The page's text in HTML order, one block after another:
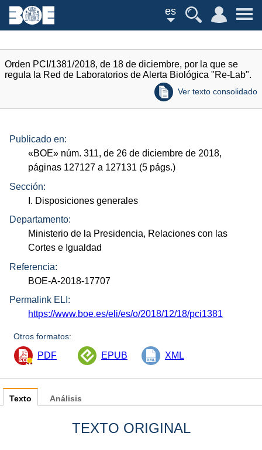
es
Orden PCI/1381/2018, de 18 de diciembre, por la que se
regula la Red de Laboratorios de Alerta Biológica "Re-Lab".
Ver texto consolidado
Publicado en:
«BOE» núm. 311, de 26 de diciembre de 2018,
páginas 127127 a 127131 (5 págs.)
Sección:
I. Disposiciones generales
Departamento:
Ministerio de la Presidencia, Relaciones con las
Cortes e Igualdad
Referencia:
BOE-A-2018-17707
Permalink ELI:
https://www.boe.es/eli/es/o/2018/12/18/pci1381
Otros formatos:
PDF EPUB XML
Texto
TEXTO ORIGINAL
Análisis